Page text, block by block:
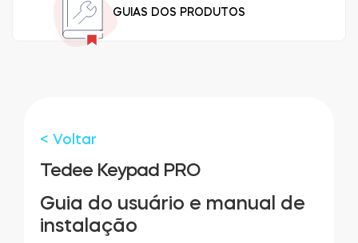
Adaptadores
Tedee Keypad PRO
GUIAS DOS PRODUTOS
< Voltar
Tedee Keypad PRO
Guia do usuário e manual de
instalação